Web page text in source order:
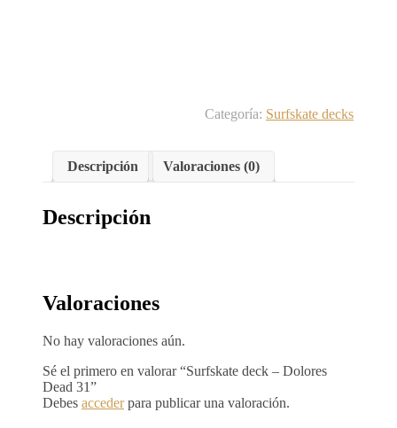
Categoría: Surfskate decks
Descripción Valoraciones (0)
Descripción
Valoraciones
No hay valoraciones aún.
Sé el primero en valorar “Surfskate deck – Dolores
Dead 31”
Debes accederpara publicar una valoración.